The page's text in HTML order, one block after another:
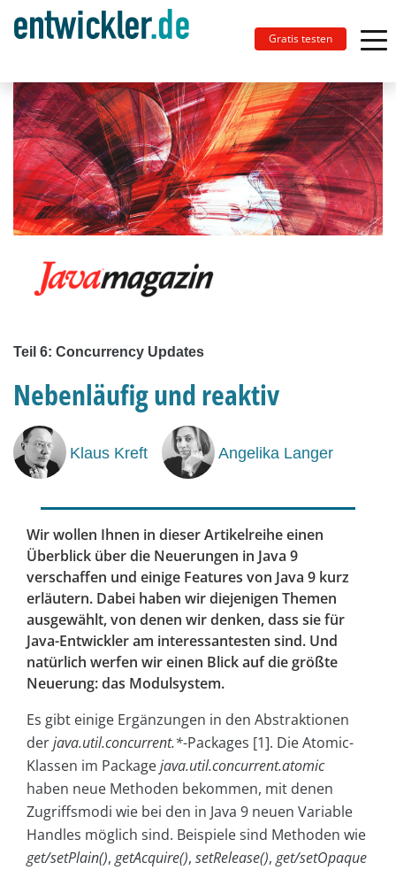
Gratis testen
Teil 6: Concurrency Updates
Nebenläufig und reaktiv
Klaus Kreft Angelika Langer
Wir wollen Ihnen in dieser Artikelreihe einen
Überblick über die Neuerungen in Java 9
verschaffen und einige Features von Java 9 kurz
erläutern. Dabei haben wir diejenigen Themen
ausgewählt, von denen wir denken, dass sie für
Java-Entwickler am interessantesten sind. Und
natürlich werfen wir einen Blick auf die größte
Neuerung: das Modulsystem.
Es gibt einige Ergänzungen in den Abstraktionen
derjava.util.concurrent.*-Packages [1]. Die Atomic-
Klassen im Packagejava.util.concurrent.atomic
haben neue Methoden bekommen, mit denen
Zugriffsmodi wie bei den in Java 9 neuen Variable
Handles möglich sind. Beispiele sind Methoden wie
get/setPlain(), getAcquire(), setRelease(), get/setOpaque